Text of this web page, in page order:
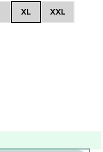
XL XXL